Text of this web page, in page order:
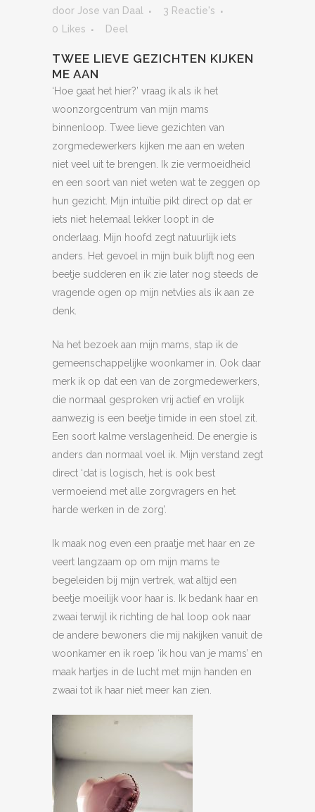
door Jose van Daal
3 Reactie's
0
Likes Deel
TWEE LIEVE GEZICHTEN KIJKEN
ME AAN
‘Hoe gaat het hier?’ vraag ik als ik het
woonzorgcentrum van mijn mams
binnenloop. Twee lieve gezichten van
zorgmedewerkers kijken me aan en weten
niet veel uit te brengen. Ik zie vermoeidheid
en een soort van niet weten wat te zeggen op
hun gezicht. Mijn intuïtie pikt direct op dat er
iets niet helemaal lekker loopt in de
onderlaag. Mijn hoofd zegt natuurlijk iets
anders. Het gevoel in mijn buik blijft nog een
beetje sudderen en ik zie later nog steeds de
vragende ogen op mijn netvlies als ik aan ze
denk.
Na het bezoek aan mijn mams, stap ik de
gemeenschappelijke woonkamer in. Ook daar
merk ik op dat een van de zorgmedewerkers,
die normaal gesproken vrij actief en vrolijk
aanwezig is een beetje timide in een stoel zit.
Een soort kalme verslagenheid. De energie is
anders dan normaal voel ik. Mijn verstand zegt
direct ‘dat is logisch, het is ook best
vermoeiend met alle zorgvragers en het
harde werken in de zorg’.
Ik maak nog even een praatje met haar en ze
veert langzaam op om mijn mams te
begeleiden bij mijn vertrek, wat altijd een
beetje moeilijk voor haar is. Ik bedank haar en
zwaai terwijl ik richting de hal loop ook naar
de andere bewoners die mij nakijken vanuit de
woonkamer en ik roep ‘ik hou van je mams’ en
maak hartjes in de lucht met mijn handen en
zwaai tot ik haar niet meer kan zien.